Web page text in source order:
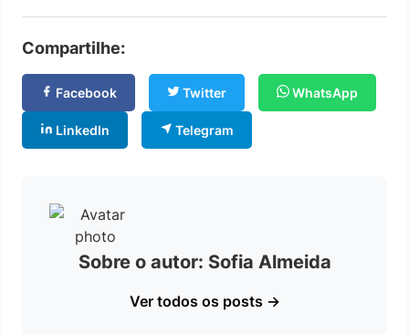
Compartilhe:
Facebook Twitter WhatsApp
LinkedIn Telegram
Sobre o autor: Sofia Almeida
Ver todos os posts →